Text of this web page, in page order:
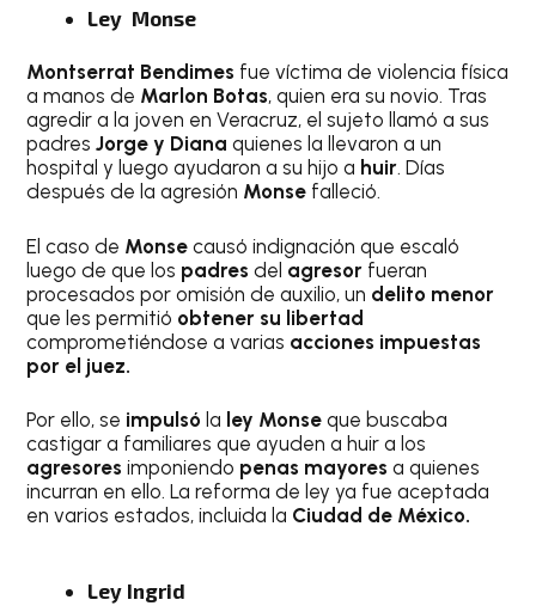
Ley Monse
Montserrat Bendimes fue víctima de violencia física
a manos de Marlon Botas, quien era su novio. Tras
agredir a la joven en Veracruz, el sujeto llamó a sus
padresJorge y Diana quienes la llevaron a un
hospital y luego ayudaron a su hijo a huir. Días
después de la agresión Monse falleció.
El caso de Monsecausó indignación que escaló
luego de que los padresdel agresor fueran
procesados por omisión de auxilio, un delito menor
que les permitió obtener su libertad
comprometiéndose a varias acciones impuestas
por el juez.
Por ello, se impulsó la ley Monseque buscaba
castigar a familiares que ayuden a huir a los
agresoresimponiendo penas mayoresa quienes
incurran en ello. La reforma de ley ya fue aceptada
en varios estados, incluida la Ciudad de México.
Ley Ingrid